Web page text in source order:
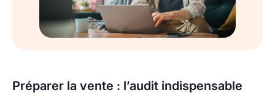
Préparer la vente : l’audit indispensable